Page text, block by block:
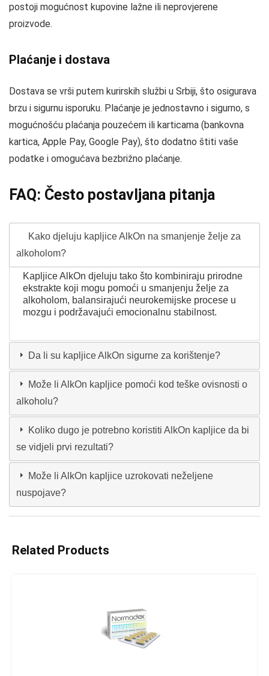
postoji mogućnost kupovine lažne ili neprovjerene
proizvode.
Plaćanje i dostava
Dostava se vrši putem kurirskih službi u Srbiji, što osigurava
brzu i sigurnu isporuku. Plaćanje je jednostavno i sigurno, s
mogućnošću plaćanja pouzećem ili karticama (bankovna
kartica, Apple Pay, Google Pay), što dodatno štiti vaše
podatke i omogućava bezbrižno plaćanje.
FAQ: Često postavljana pitanja
Kako djeluju kapljice AlkOn na smanjenje želje za
alkoholom?
Kapljice AlkOn djeluju tako što kombiniraju prirodne
ekstrakte koji mogu pomoći u smanjenju želje za
alkoholom, balansirajući neurokemijske procese u
mozgu i podržavajući emocionalnu stabilnost.
Da li su kapljice AlkOn sigurne za korištenje?
Može li AlkOn kapljice pomoći kod teške ovisnosti o
alkoholu?
Koliko dugo je potrebno koristiti AlkOn kapljice da bi
se vidjeli prvi rezultati?
Može li AlkOn kapljice uzrokovati neželjene
nuspojave?
Related Products